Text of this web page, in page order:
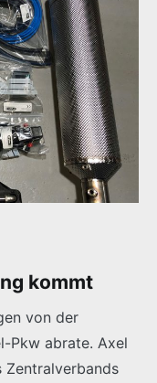
kommt
von der
Pkw abrate. Axel
Zentralverbands